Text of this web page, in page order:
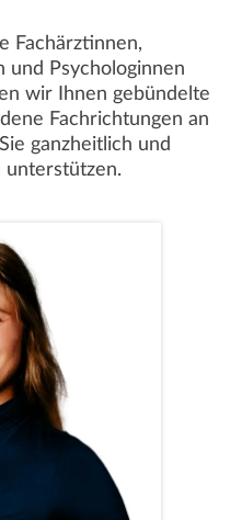
Fachärztinnen,
und Psychologinnen
wir Ihnen gebündelte
Fachrichtungen an
ganzheitlich und
unterstützen.